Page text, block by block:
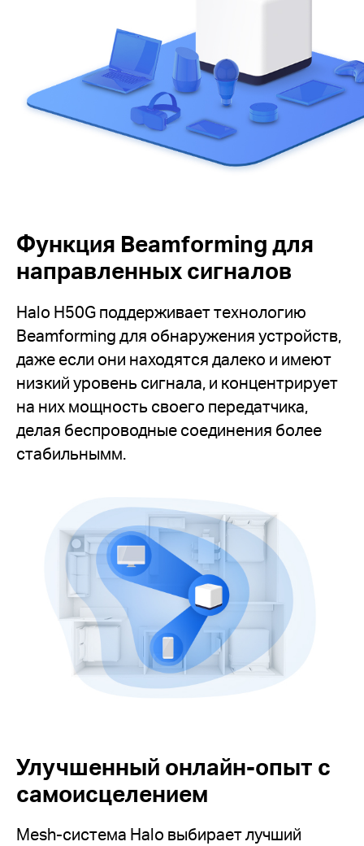
Функция Beamforming для
направленных сигналов
Halo H50G поддерживает технологию
Beamforming для обнаружения устройств,
даже если они находятся далеко и имеют
низкий уровень сигнала, и концентрирует
на них мощность своего передатчика,
делая беспроводные соединения более
стабильнымм.
Улучшенный онлайн-опыт с
самоисцелением
Mesh-система Halo выбирает лучший